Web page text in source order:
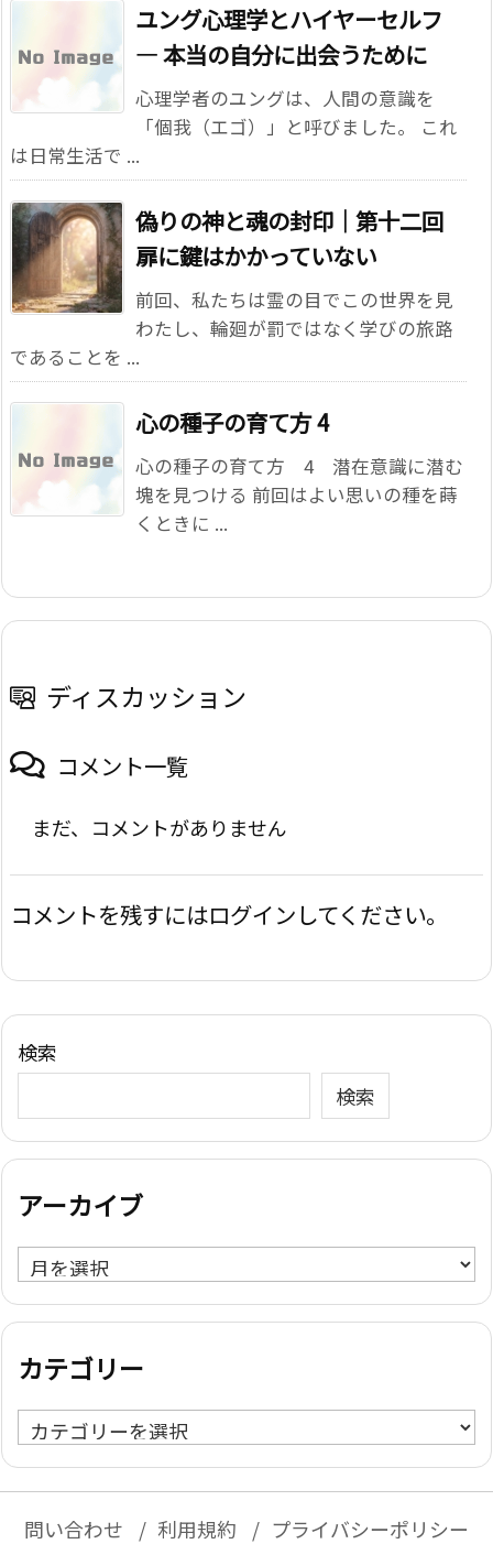
ユング心理学とハイヤーセルフ
― 本当の自分に出会うために
心理学者のユングは、人間の意識を
「個我（エゴ）」と呼びました。 これ
は日常生活で ...
偽りの神と魂の封印｜第十二回
扉に鍵はかかっていない
前回、私たちは霊の目でこの世界を見
わたし、輪廻が罰ではなく学びの旅路
であることを ...
心の種子の育て方 4
心の種子の育て方 4 潜在意識に潜む
塊を見つける 前回はよい思いの種を蒔
くときに ...
ディスカッション
コメント一覧
まだ、コメントがありません
コメントを残すにはログインしてください。
検索
検索
アーカイブ
ア
ー
カ
ブ
カテゴリー
カ
テ
問い合わせ 利用規約
プライバシーポリシー